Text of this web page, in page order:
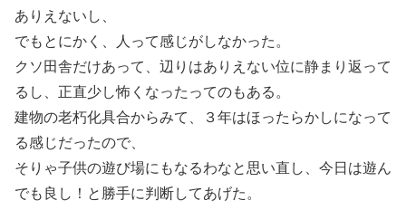
ありえないし、
でもとにかく、人って感じがしなかった。
クソ田舎だけあって、辺りはありえない位に静まり返って
るし、正直少し怖くなったってのもある。
建物の老朽化具合からみて、３年はほったらかしになって
る感じだったので、
そりゃ子供の遊び場にもなるわなと思い直し、今日は遊ん
でも良し！と勝手に判断してあげた。